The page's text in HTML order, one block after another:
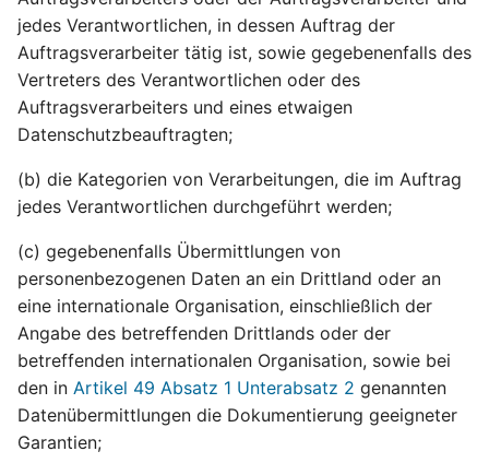
Automatisierte
Entscheidungen im
Einzelfall einschließlich
Profiling
Beschränkungen
Aufgaben des Vorsitzes
Artikel 75 DSGVO
Sekretariat
Artikel 76 DSGVO
Vertraulichkeit
Profilerstellung und
Identifizierung*
Datenschutzgesetz
Rheinland-Pfalz
(RLPLDSG)
§21
§22
jedes Verantwortlichen, in dessen Auftrag der
Auftragsverarbeiter tätig ist, sowie gegebenenfalls des
Vertreters des Verantwortlichen oder des
Auftragsverarbeiters und eines etwaigen
Datenschutzbeauftragten;
(b) die Kategorien von Verarbeitungen, die im Auftrag
jedes Verantwortlichen durchgeführt werden;
(c) gegebenenfalls Übermittlungen von
personenbezogenen Daten an ein Drittland oder an
eine internationale Organisation, einschließlich der
Angabe des betreffenden Drittlands oder der
betreffenden internationalen Organisation, sowie bei
den in Artikel 49 Absatz 1 Unterabsatz 2 genannten
Datenübermittlungen die Dokumentierung geeigneter
Garantien;